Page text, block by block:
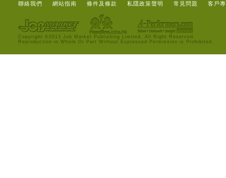
聯絡我們 網站指南 條件及條款 私隱政策聲明 常見問題 客戶
Copyright ©2013 Job Market Publishing Limited. All Right Reserved.
Reproduction in Whole Or Part Without Expressed Permission is Prohibited.